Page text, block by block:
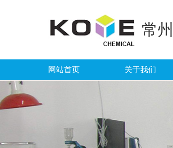
常州
网站首页 关于我们